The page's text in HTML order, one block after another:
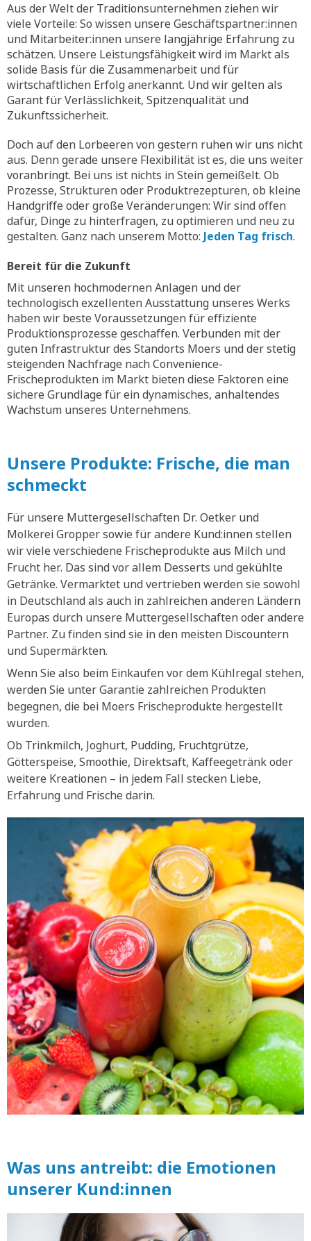
Aus der Welt der Traditionsunternehmen ziehen wir
viele Vorteile: So wissen unsere Geschäftspartner:innen
und Mitarbeiter:innen unsere langjährige Erfahrung zu
schätzen. Unsere Leistungsfähigkeit wird im Markt als
solide Basis für die Zusammenarbeit und für
wirtschaftlichen Erfolg anerkannt. Und wir gelten als
Garant für Verlässlichkeit, Spitzenqualität und
Zukunftssicherheit.
Doch auf den Lorbeeren von gestern ruhen wir uns nicht
aus. Denn gerade unsere Flexibilität ist es, die uns weiter
voranbringt. Bei uns ist nichts in Stein gemeißelt. Ob
Prozesse, Strukturen oder Produktrezepturen, ob kleine
Handgriffe oder große Veränderungen: Wir sind offen
dafür, Dinge zu hinterfragen, zu optimieren und neu zu
gestalten. Ganz nach unserem Motto: Jeden Tag frisch.
Bereit für die Zukunft
Mit unseren hochmodernen Anlagen und der
technologisch exzellenten Ausstattung unseres Werks
haben wir beste Voraussetzungen für effiziente
Produktionsprozesse geschaffen. Verbunden mit der
guten Infrastruktur des Standorts Moers und der stetig
steigenden Nachfrage nach Convenience-
Frischeprodukten im Markt bieten diese Faktoren eine
sichere Grundlage für ein dynamisches, anhaltendes
Wachstum unseres Unternehmens.
Unsere Produkte: Frische, die man
schmeckt
Für unsere Muttergesellschaften Dr. Oetker und
Molkerei Gropper sowie für andere Kund:innen stellen
wir viele verschiedene Frischeprodukte aus Milch und
Frucht her. Das sind vor allem Desserts und gekühlte
Getränke. Vermarktet und vertrieben werden sie sowohl
in Deutschland als auch in zahlreichen anderen Ländern
Europas durch unsere Muttergesellschaften oder andere
Partner. Zu finden sind sie in den meisten Discountern
und Supermärkten.
Wenn Sie also beim Einkaufen vor dem Kühlregal stehen,
werden Sie unter Garantie zahlreichen Produkten
begegnen, die bei Moers Frischeprodukte hergestellt
wurden.
Ob Trinkmilch, Joghurt, Pudding, Fruchtgrütze,
Götterspeise, Smoothie, Direktsaft, Kaffeegetränk oder
weitere Kreationen – in jedem Fall stecken Liebe,
Erfahrung und Frische darin.
Was uns antreibt: die Emotionen
unserer Kund:innen